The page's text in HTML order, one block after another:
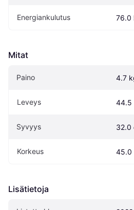
Energiankulutus 76.0
Mitat
Paino 4.7
Leveys 44.5
Syvyys 32.0
Korkeus 45.0
Lisätietoja